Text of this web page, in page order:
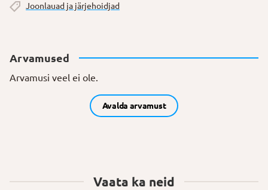
Joonlauad ja järjehoidjad
Arvamused
Arvamusi veel ei ole.
Avalda arvamust
Vaata ka neid